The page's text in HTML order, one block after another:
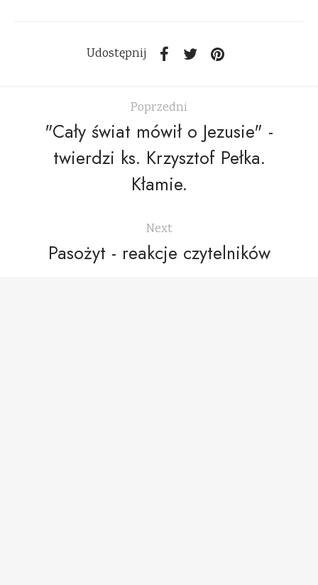
Udostępnij
Poprzedni
"Cały świat mówił o Jezusie" -
twierdzi ks. Krzysztof Pełka.
Kłamie.
Next
Pasożyt - reakcje czytelników